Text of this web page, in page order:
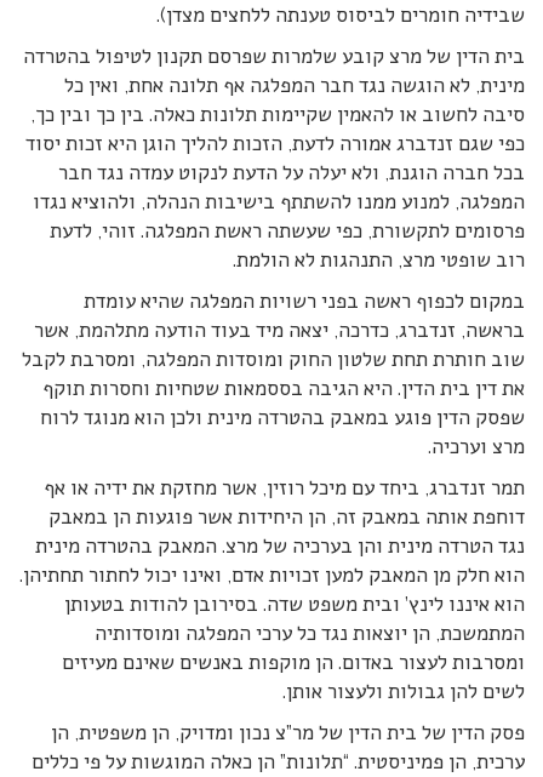
שבידיה חומרים לביסוס טענתה ללחצים מצדן).
בית הדין של מרצ קובע שלמרות שפרסם תקנון לטיפול בהטרדה
מינית, לא הוגשה נגד חבר המפלגה אף תלונה אחת, ואין כל
סיבה לחשוב או להאמין שקיימות תלונות כאלה. בין כך ובין כך,
כפי שגם זנדברג אמורה לדעת, הזכות להליך הוגן היא זכות יסוד
בכל חברה הוגנת, ולא יעלה על הדעת לנקוט עמדה נגד חבר
המפלגה, למנוע ממנו להשתתף בישיבות הנהלה, ולהוציא נגדו
פרסומים לתקשורת, כפי שעשתה ראשת המפלגה. זוהי, לדעת
רוב שופטי מרצ, התנהגות לא הולמת.
במקום לכפוף ראשה בפני רשויות המפלגה שהיא עומדת
בראשה, זנדברג, כדרכה, יצאה מיד בעוד הודעה מתלהמת, אשר
שוב חותרת תחת שלטון החוק ומוסדות המפלגה, ומסרבת לקבל
את דין בית הדין. היא הגיבה בססמאות שטחיות וחסרות תוקף
שפסק הדין פוגע במאבק בהטרדה מינית ולכן הוא מנוגד לרוח
מרצ וערכיה.
תמר זנדברג, ביחד עם מיכל רוזין, אשר מחזקת את ידיה או אף
דוחפת אותה במאבק זה, הן היחידות אשר פוגעות הן במאבק
נגד הטרדה מינית והן בערכיה של מרצ. המאבק בהטרדה מינית
הוא חלק מן המאבק למען זכויות אדם, ואינו יכול לחתור תחתיהן.
הוא איננו לינץ’ ובית משפט שדה. בסירובן להודות בטעותן
המתמשכת, הן יוצאות נגד כל ערכי המפלגה ומוסדותיה
ומסרבות לעצור באדום. הן מוקפות באנשים שאינם מעיזים
לשים להן גבולות ולעצור אותן.
פסק הדין של בית הדין של מר”צ נכון ומדויק, הן משפטית, הן
ערכית, הן פמיניסטית. “תלונות” הן כאלה המוגשות על פי כללים